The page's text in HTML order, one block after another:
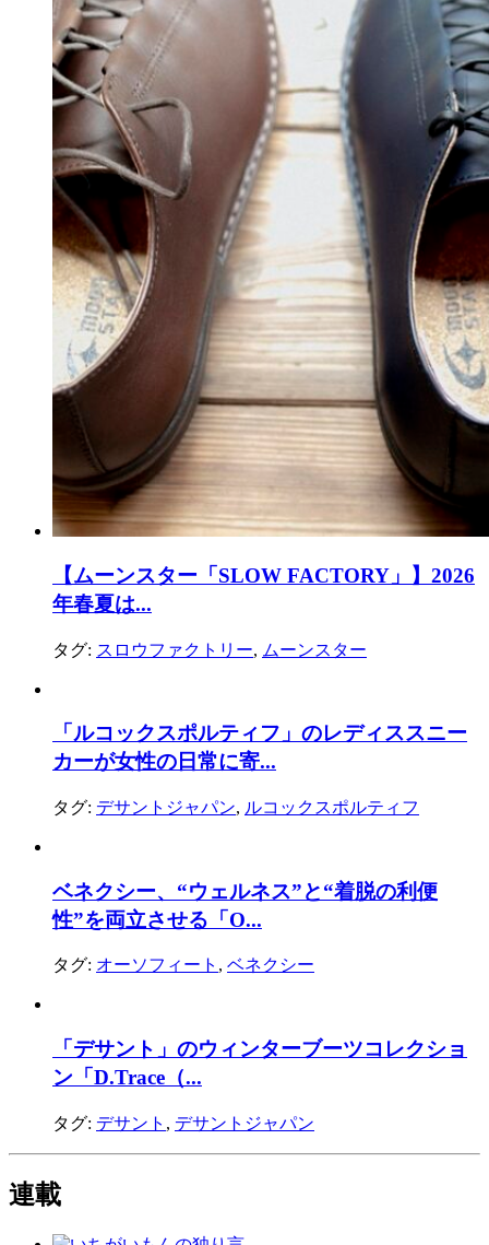
【ムーンスター「SLOW FACTORY」】2026
年春夏は...
タグ: スロウファクトリー, ムーンスター
「ルコックスポルティフ」のレディススニー
カーが女性の日常に寄...
タグ: デサントジャパン, ルコックスポルティフ
ベネクシー、“ウェルネス”と“着脱の利便
性”を両立させる「O...
タグ: オーソフィート , ベネクシー
「デサント」のウィンターブーツコレクショ
ン「D.Trace（...
タグ: デサント , デサントジャパン
連載